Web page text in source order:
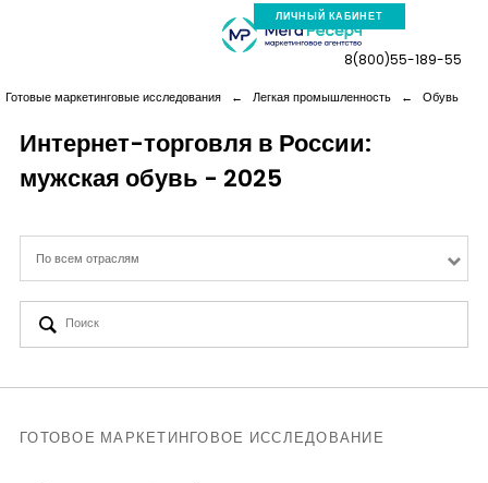
ЛИЧНЫЙ КАБИНЕТ
Компания
Услуги
Новая реальность
Аналитика
8(800)55-189-55
Готовые маркетинговые исследования ← Легкая промышленность ← Обувь
Интернет-торговля в России:
мужская обувь - 2025
По всем отраслям
ГОТОВОЕ МАРКЕТИНГОВОЕ ИССЛЕДОВАНИЕ